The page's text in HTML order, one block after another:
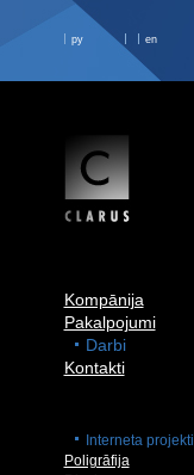
ру en
Kompānija
Pakalpojumi
Darbi
Kontakti
Interneta projekti
Poligrāfija